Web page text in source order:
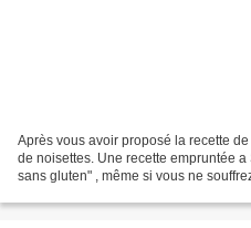
Après vous avoir proposé la recette
de noisettes. Une recette empruntée
sans gluten" , même si vous ne